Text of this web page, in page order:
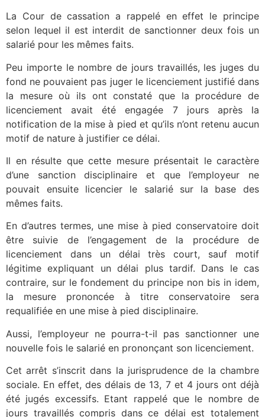
La Cour de cassation a rappelé en effet le principe
selon lequel il est interdit de sanctionner deux fois un
salarié pour les mêmes faits.
Peu importe le nombre de jours travaillés, les juges du
fond ne pouvaient pas juger le licenciement justifié dans
la mesure où ils ont constaté que la procédure de
licenciement avait été engagée 7 jours après la
notification de la mise à pied et qu’ils n’ont retenu aucun
motif de nature à justifier ce délai.
Il en résulte que cette mesure présentait le caractère
d’une sanction disciplinaire et que l’employeur ne
pouvait ensuite licencier le salarié sur la base des
mêmes faits.
En d’autres termes, une mise à pied conservatoire doit
être suivie de l’engagement de la procédure de
licenciement dans un délai très court, sauf motif
légitime expliquant un délai plus tardif. Dans le cas
contraire, sur le fondement du principe non bis in idem,
la mesure prononcée à titre conservatoire sera
requalifiée en une mise à pied disciplinaire.
Aussi, l’employeur ne pourra-t-il pas sanctionner une
nouvelle fois le salarié en prononçant son licenciement.
Cet arrêt s’inscrit dans la jurisprudence de la chambre
sociale. En effet, des délais de 13, 7 et 4 jours ont déjà
été jugés excessifs. Etant rappelé que le nombre de
jours travaillés compris dans ce délai est totalement